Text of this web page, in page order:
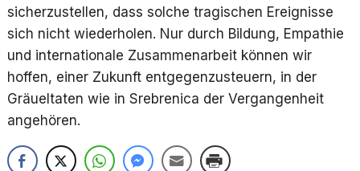
sicherzustellen, dass solche tragischen Ereignisse
sich nicht wiederholen. Nur durch Bildung, Empathie
und internationale Zusammenarbeit können wir
hoffen, einer Zukunft entgegenzusteuern, in der
Gräueltaten wie in Srebrenica der Vergangenheit
angehören.